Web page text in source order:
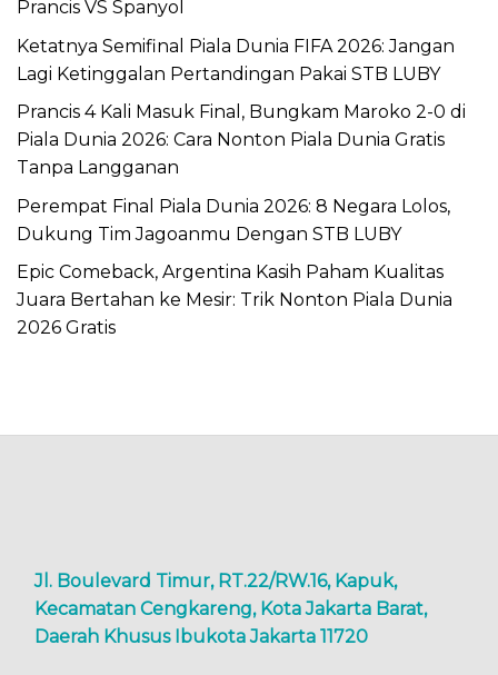
Prancis VS Spanyol
Ketatnya Semifinal Piala Dunia FIFA 2026: Jangan
Lagi Ketinggalan Pertandingan Pakai STB LUBY
Prancis 4 Kali Masuk Final, Bungkam Maroko 2-0 di
Piala Dunia 2026: Cara Nonton Piala Dunia Gratis
Tanpa Langganan
Perempat Final Piala Dunia 2026: 8 Negara Lolos,
Dukung Tim Jagoanmu Dengan STB LUBY
Epic Comeback, Argentina Kasih Paham Kualitas
Juara Bertahan ke Mesir: Trik Nonton Piala Dunia
2026 Gratis
Jl. Boulevard Timur, RT.22/RW.16, Kapuk,
Kecamatan Cengkareng, Kota Jakarta Barat,
Daerah Khusus Ibukota Jakarta 11720